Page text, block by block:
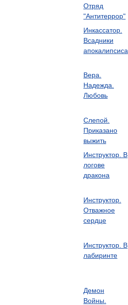
Отряд
"Антитеррор"
Инкассатор.
Всадники
апокалипсиса
Вера.
Надежда.
Любовь
Слепой.
Приказано
выжить
Инструктор. В
логове
дракона
Инструктор.
Отважное
сердце
Инструктор. В
лабиринте
Демон
Войны.